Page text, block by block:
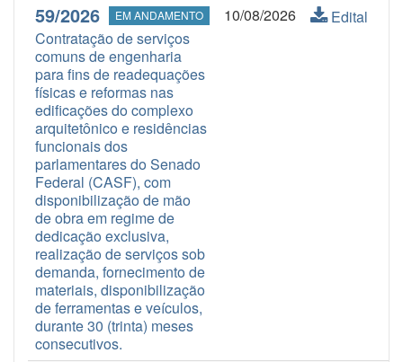
59/2026 EM ANDAMENTO
Contratação de serviços
comuns de engenharia
para fins de readequações
físicas e reformas nas
edificações do complexo
arquitetônico e residências
funcionais dos
parlamentares do Senado
Federal (CASF), com
disponibilização de mão
de obra em regime de
dedicação exclusiva,
realização de serviços sob
demanda, fornecimento de
materiais, disponibilização
de ferramentas e veículos,
durante 30 (trinta) meses
consecutivos.
10/08/2026 Edital